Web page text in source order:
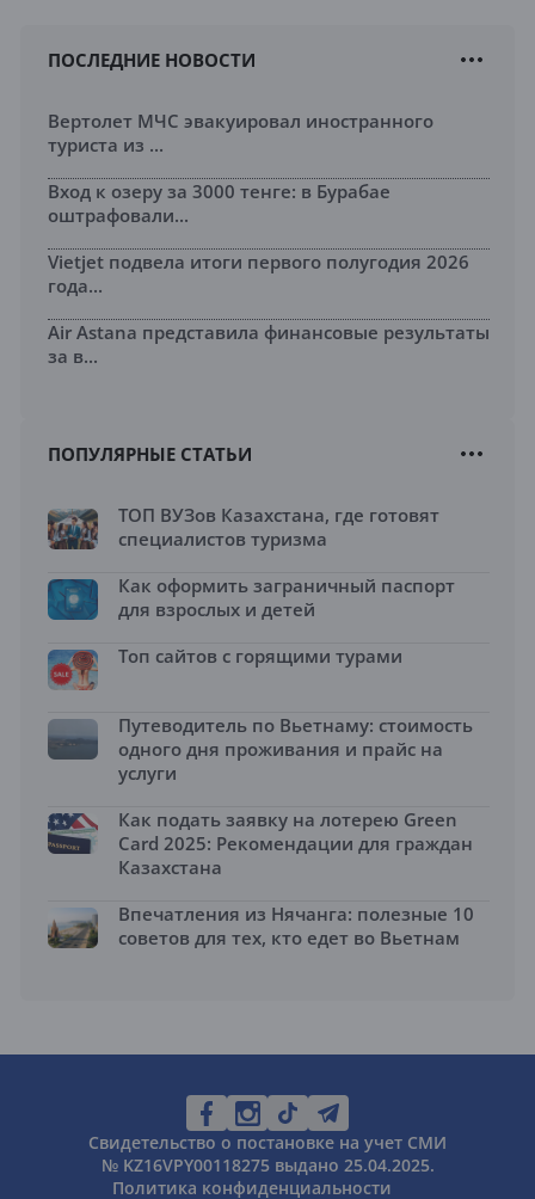
ПОСЛЕДНИЕ НОВОСТИ
Вертолет МЧС эвакуировал иностранного
туриста из ...
Вход к озеру за 3000 тенге: в Бурабае
оштрафовали...
Vietjet подвела итоги первого полугодия 2026
года...
Air Astana представила финансовые результаты
за в...
ПОПУЛЯРНЫЕ СТАТЬИ
ТОП ВУЗов Казахстана, где готовят
специалистов туризма
Как оформить заграничный паспорт
для взрослых и детей
Топ сайтов с горящими турами
Путеводитель по Вьетнаму: стоимость
одного дня проживания и прайс на
услуги
Как подать заявку на лотерею Green
Card 2025: Рекомендации для граждан
Казахстана
Впечатления из Нячанга: полезные 10
советов для тех, кто едет во Вьетнам
Свидетельство о постановке на учет СМИ
№ KZ16VPY00118275 выдано 25.04.2025.
Политика конфиденциальности